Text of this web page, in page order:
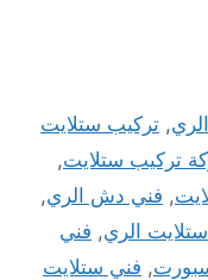
,تركيب ستلايت
تركيب ستلايت,
, فني دش الري,
الري, فني
, فني ستلايت